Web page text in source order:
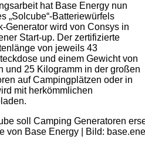
hat Base Energy nun
„Solcube“-Batteriewürfels
Generator wird von Consys in
Start-up. Der zertifizierte
von jeweils 43
und einem Gewicht von
und 25 Kilogramm in der großen
auf Campingplätzen oder in
mit herkömmlichen
von Base Energy | Bild: